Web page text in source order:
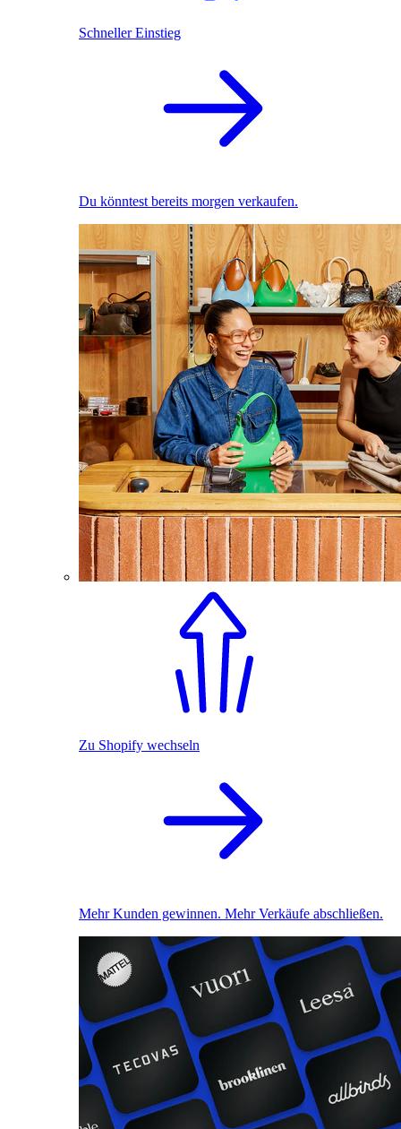
Schneller Einstieg
Du könntest bereits morgen verkaufen.
Zu Shopify wechseln
Mehr Kunden gewinnen. Mehr Verkäufe abschließen.